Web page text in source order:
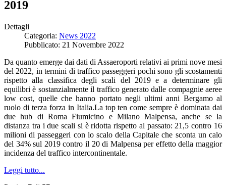
2019
Dettagli
Categoria: News 2022
Pubblicato: 21 Novembre 2022
Da quanto emerge dai dati di Assaeroporti relativi ai primi nove mesi
del 2022, in termini di traffico passeggeri pochi sono gli scostamenti
rispetto alla classifica degli scali del 2019 e a determinare gli
equilibri è sostanzialmente il traffico generato dalle compagnie aeree
low cost, quelle che hanno portato negli ultimi anni Bergamo al
ruolo di terza forza in Italia.La top ten come sempre è dominata dai
due hub di Roma Fiumicino e Milano Malpensa, anche se la
distanza tra i due scali si è ridotta rispetto al passato: 21,5 contro 16
milioni di passeggeri con lo scalo della Capitale che sconta un calo
del 34% sul 2019 contro il 20 di Malpensa per effetto della maggior
incidenza del traffico intercontinentale.
Leggi tutto...